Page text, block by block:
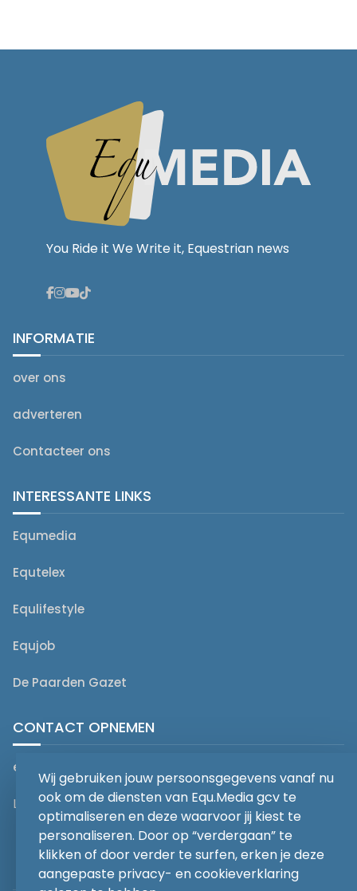
You Ride it We Write it, Equestrian news
INFORMATIE
over ons
adverteren
Contacteer ons
INTERESSANTE LINKS
Equmedia
Equtelex
Equlifestyle
Equjob
De Paarden Gazet
CONTACT OPNEMEN
editorial@equmedia.be
Langendamdreef 22 9880 Aalter België
Wij gebruiken jouw persoonsgegevens vanaf nu
ook om de diensten van Equ.Media gcv te
optimaliseren en deze waarvoor jij kiest te
personaliseren. Door op “verdergaan” te
klikken of door verder te surfen, erken je deze
aangepaste privacy- en cookieverklaring